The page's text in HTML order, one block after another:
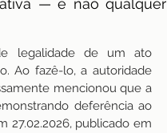
— e não qualquer
legalidade de um ato
Ao fazê-lo, a autoridade
mencionou que a
deferência ao
27.02.2026, publicado em